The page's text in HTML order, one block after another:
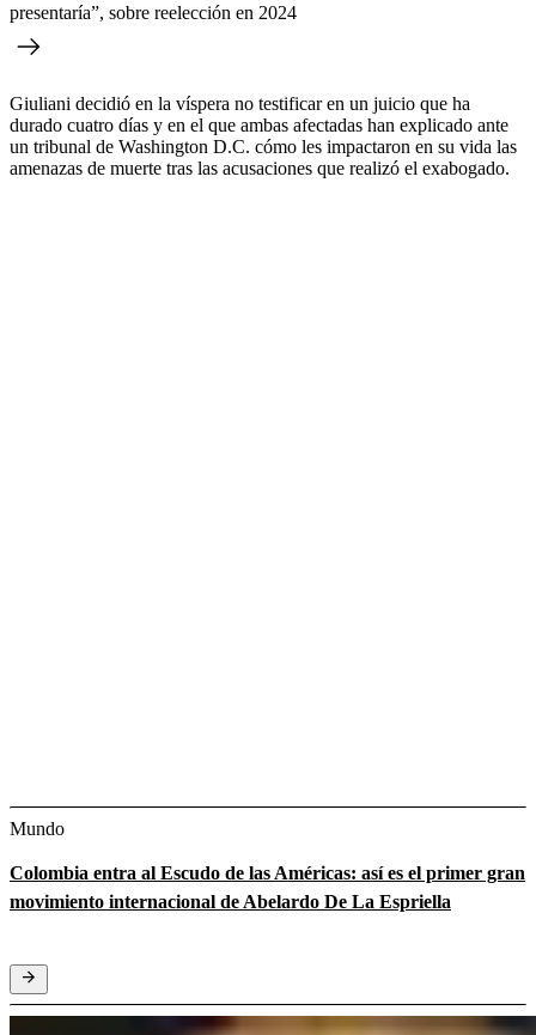
presentaría”, sobre reelección en 2024
Giuliani decidió en la víspera no testificar en un juicio que ha
durado cuatro días y en el que ambas afectadas han explicado ante
un tribunal de Washington D.C. cómo les impactaron en su vida las
amenazas de muerte tras las acusaciones que realizó el exabogado.
Mundo
Colombia entra al Escudo de las Américas: así es el primer gran
movimiento internacional de Abelardo De La Espriella